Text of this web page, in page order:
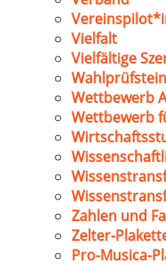
Vielfalt
Vielfältige
Wettbewerb
Wettbewerb
Zahlen und
Zelter-
Pro-Musica-